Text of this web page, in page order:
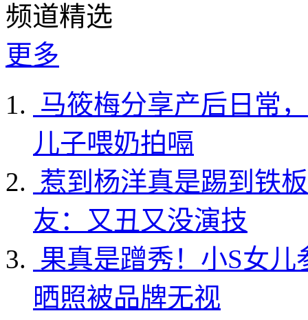
频道精选
更多
马筱梅分享产后日常
儿子喂奶拍嗝
惹到杨洋真是踢到铁
友：又丑又没演技
果真是蹭秀！小S女
晒照被品牌无视